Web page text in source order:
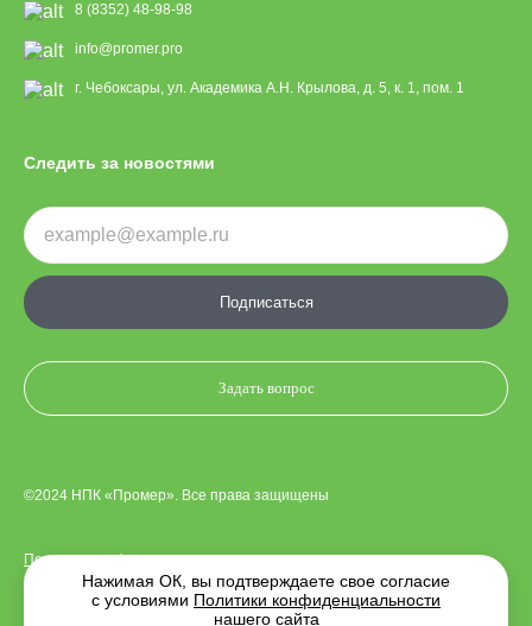
8 (8352) 48-98-98
info@promer.pro
г. Чебоксары, ул. Академика А.Н. Крылова, д. 5, к. 1, пом. 1
Следить за новостями
Подписаться
Задать вопрос
©2024 НПК «Промер». Все права защищены
Политика конфиденциальности
Нажимая ОК, вы подтверждаете свое согласие
с условиями Политики конфиденциальности
нашего сайта